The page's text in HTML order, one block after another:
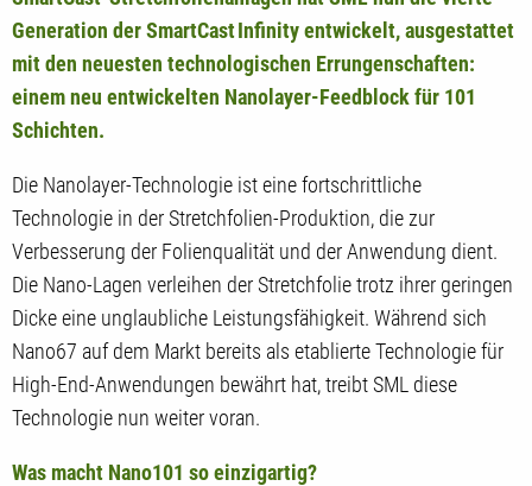
Generation der SmartCast Infinity entwickelt, ausgestattet
mit den neuesten technologischen Errungenschaften:
einem neu entwickelten Nanolayer-Feedblock für 101
Schichten.
Die Nanolayer-Technologie ist eine fortschrittliche
Technologie in der Stretchfolien-Produktion, die zur
Verbesserung der Folienqualität und der Anwendung dient.
Die Nano-Lagen verleihen der Stretchfolie trotz ihrer geringen
Dicke eine unglaubliche Leistungsfähigkeit. Während sich
Nano67 auf dem Markt bereits als etablierte Technologie für
High-End-Anwendungen bewährt hat, treibt SML diese
Technologie nun weiter voran.
Was macht Nano101 so einzigartig?